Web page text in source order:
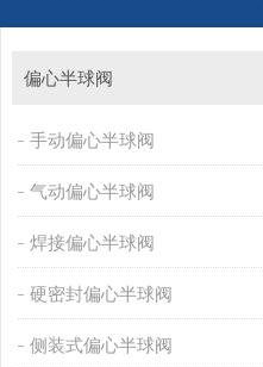
偏心半球阀
手动偏心半球阀
气动偏心半球阀
焊接偏心半球阀
硬密封偏心半球阀
侧装式偏心半球阀